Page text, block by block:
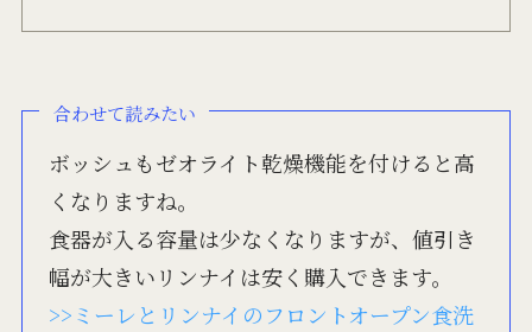
合わせて読みたい
ボッシュもゼオライト乾燥機能を付けると高
くなりますね。
食器が入る容量は少なくなりますが、値引き
幅が大きいリンナイは安く購入できます。
>>ミーレとリンナイのフロントオープン食洗